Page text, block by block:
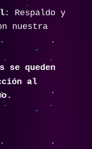
: Respaldo y
nuestra
se queden
al